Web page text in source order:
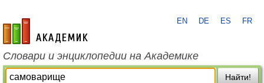
academic.ru
EN DE ES FR
Словари и энциклопедии на Академике
Найти!